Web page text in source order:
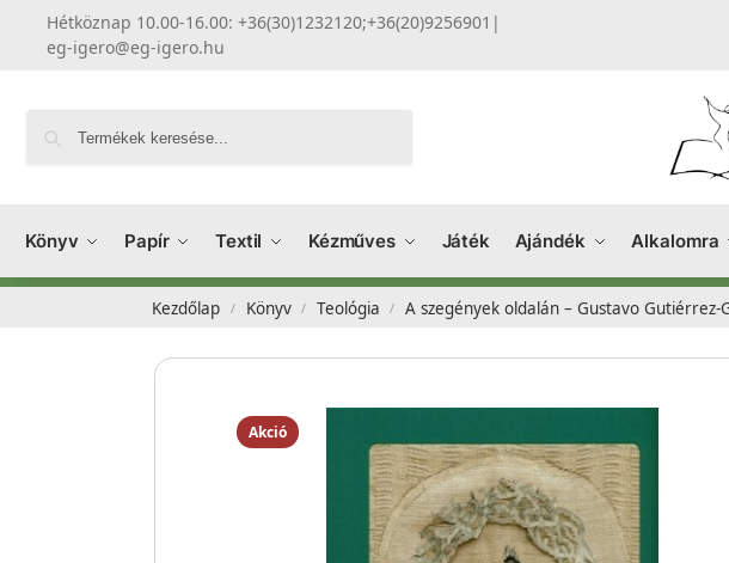
Hétköznap 10.00-16.00: +36(30)1232120;+36(20)9256901 |
eg-igero@eg-igero.hu
Könyv Papír Textil Kézműves Játék Ajándék Alkalomra
Kezdőlap / Könyv / Teológia / A szegények oldalán – Gustavo
Akció